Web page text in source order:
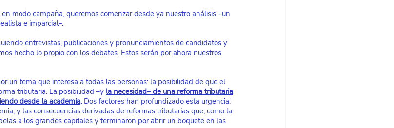
modo campaña, queremos comenzar desde ya nuestro análisis –un
e imparcial–.
entrevistas, publicaciones y pronunciamientos de candidatos y
hecho lo propio con los debates. Estos serán por ahora nuestros
un tema que interesa a todas las personas: la posibilidad de que el
tributaria. La posibilidad –y la necesidad– de una reforma tributaria
desde la academia. Dos factores han profundizado esta urgencia:
y las consecuencias derivadas de reformas tributarias que, como la
a los grandes capitales y terminaron por abrir un boquete en las